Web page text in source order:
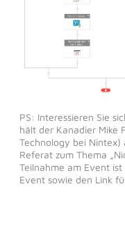
PS: Interessieren Sie
hält der Kanadier Mike
Technology bei Nintex)
Referat zum Thema
Teilnahme am Event
Event sowie den Link